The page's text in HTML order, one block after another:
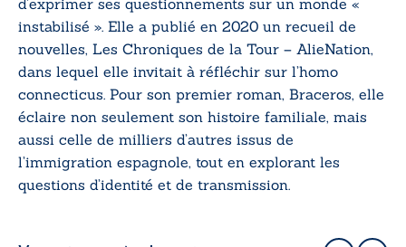
instabilisé ». Elle a publié en 2020 un recueil de
nouvelles, Les Chroniques de la Tour – AlieNation,
dans lequel elle invitait à réfléchir sur l’homo
connecticus. Pour son premier roman, Braceros, elle
éclaire non seulement son histoire familiale, mais
aussi celle de milliers d’autres issus de
l’immigration espagnole, tout en explorant les
questions d’identité et de transmission.